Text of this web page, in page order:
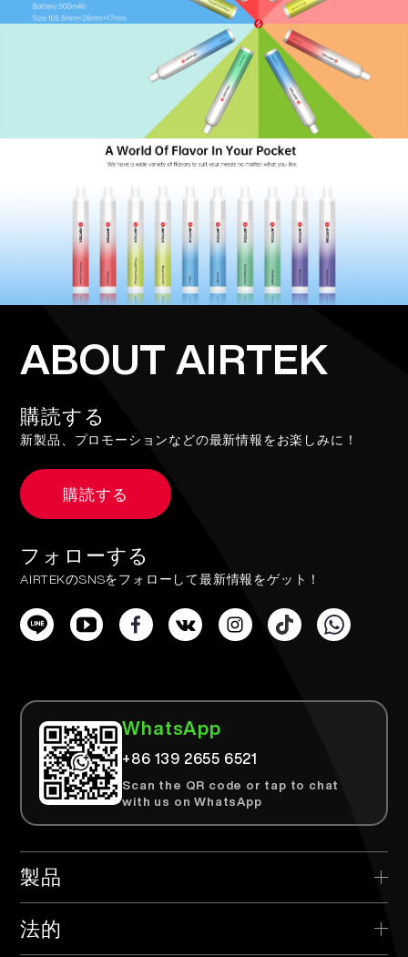
ABOUT AIRTEK
購読する
新製品、プロモーションなどの最新情報をお楽しみに！
購読する
フォローする
AIRTEKのSNSをフォローして最新情報をゲット！
WhatsApp
+86 139 2655 6521
Scan the QR code or tap to chat
with us on WhatsApp
製品
> AIRTEK 使い捨て
> AIRTEK 交換可能なデバイス
法的